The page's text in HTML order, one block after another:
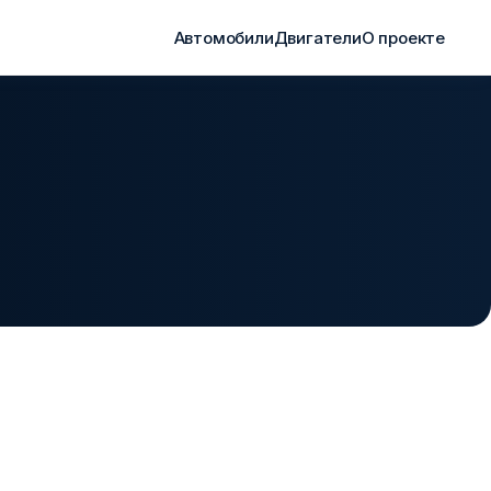
АвтомобилиДвигателиО проекте